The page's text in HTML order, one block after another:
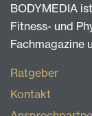
BODYMEDIA
Fitness- und
Fachmagazine
Ratgeber
Kontakt